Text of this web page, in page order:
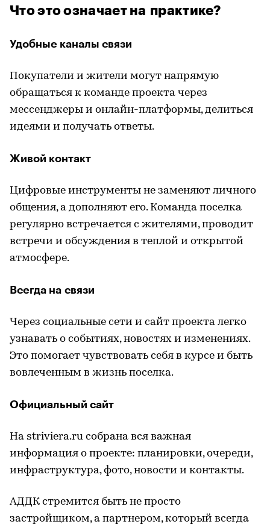
Что это означает на практике?
Удобные каналы связи
Покупатели и жители могут напрямую
обращаться к команде проекта через
мессенджеры и онлайн-платформы, делиться
идеями и получать ответы.
Живой контакт
Цифровые инструменты не заменяют личного
общения, а дополняют его. Команда поселка
регулярно встречается с жителями, проводит
встречи и обсуждения в теплой и открытой
атмосфере.
Всегда на связи
Через социальные сети и сайт проекта легко
узнавать о событиях, новостях и изменениях.
Это помогает чувствовать себя в курсе и быть
вовлеченным в жизнь поселка.
Официальный сайт
На striviera.ru собрана вся важная
информация о проекте: планировки, очереди,
инфраструктура, фото, новости и контакты.
АДДК стремится быть не просто
застройщиком, а партнером, который всегда